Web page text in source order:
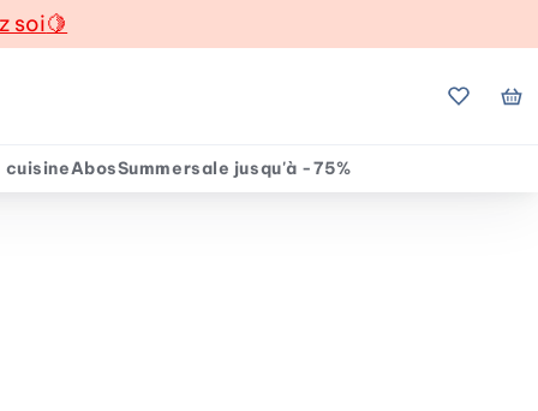
soi🍋
Mes
cuisineAbosSummersale jusqu'à -75%